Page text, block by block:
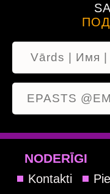
NODERĪGI
Kontakti